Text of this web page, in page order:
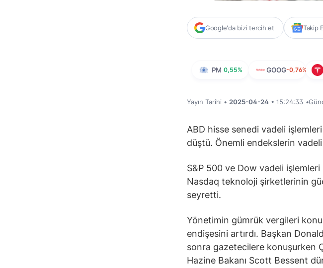
Google'da bizi tercih et Takip
PM 0,55% GOOG-0,76%
Yayın Tarihi • 2025-04-24 • 15:24:33 •
ABD hisse senedi vadeli
düştü. Önemli endekslerin
S&P 500 ve Dow vadeli işlemleri
Nasdaq teknoloji şirketlerinin
seyretti.
Yönetimin gümrük vergileri
endişesini artırdı. Başkan
sonra gazetecilere konuşurken
Hazine Bakanı Scott Bessent